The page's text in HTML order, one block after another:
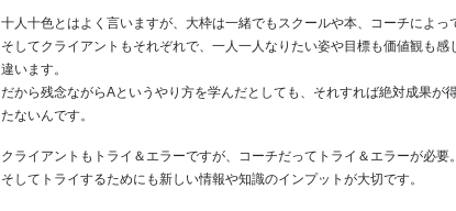
十人十色とはよく言いますが、大枠は一緒でもスクールや本、コーチによっ
そしてクライアントもそれぞれで、一人一人なりたい姿や目標も価値観も感
違います。
だから残念ながらAというやり方を学んだとしても、それすれば絶対成果が
たないんです。
クライアントもトライ＆エラーですが、コーチだってトライ＆エラーが必要。
そしてトライするためにも新しい情報や知識のインプットが大切です。